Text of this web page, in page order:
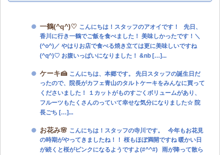
一鶴(^q^)♡ こんにちは！スタッフのアオイです！ 先日、
香川に行き一鶴でご飯を食べました！ 美味しかったです！＼
(^o^)／ やはりお店で食べる焼き立ては更に美味しいですね
(^q^)♡ お腹いっぱいになりました！ &nb […]...
ケーキ🍰 こんにちは、本郷です。 先日スタッフの誕生日だ
ったので、院長がカフェ青山のタルトケーキをみんなに買って
くださいました！ １カットがものすごくボリュームがあり、
フルーツもたくさんのっていて幸せな気分になりました☆ 院
長ごち […]...
お花み🌸 こんにちは！スタッフの寺川です。 今年もお花見
の時期がやってきましたね！！ 桜もほぼ満開ですね 暖かい日
が続くと桜がピンクになるようですよ(#^^#) 雨が降って散ら